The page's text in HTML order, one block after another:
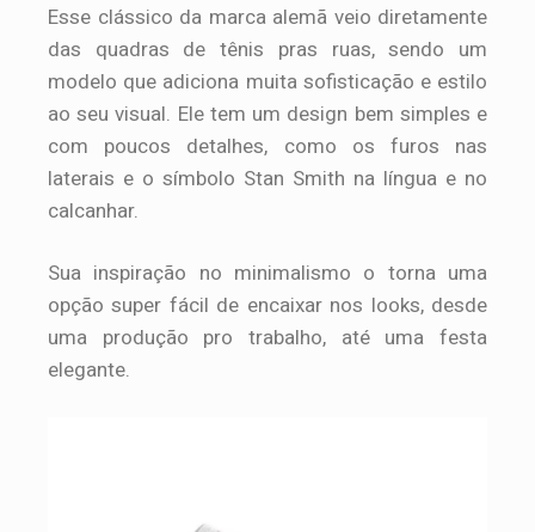
Esse clássico da marca alemã veio diretamente
das quadras de tênis pras ruas, sendo um
modelo que adiciona muita sofisticação e estilo
ao seu visual. Ele tem um design bem simples e
com poucos detalhes, como os furos nas
laterais e o símbolo Stan Smith na língua e no
calcanhar.
Sua inspiração no minimalismo o torna uma
opção super fácil de encaixar nos looks, desde
uma produção pro trabalho, até uma festa
elegante.